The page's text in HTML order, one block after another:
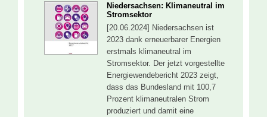
Niedersachsen: Klimaneutral im
Stromsektor
[20.06.2024] Niedersachsen ist
2023 dank erneuerbarer Energien
erstmals klimaneutral im
Stromsektor. Der jetzt vorgestellte
Energiewendebericht 2023 zeigt,
dass das Bundesland mit 100,7
Prozent klimaneutralen Strom
produziert und damit eine